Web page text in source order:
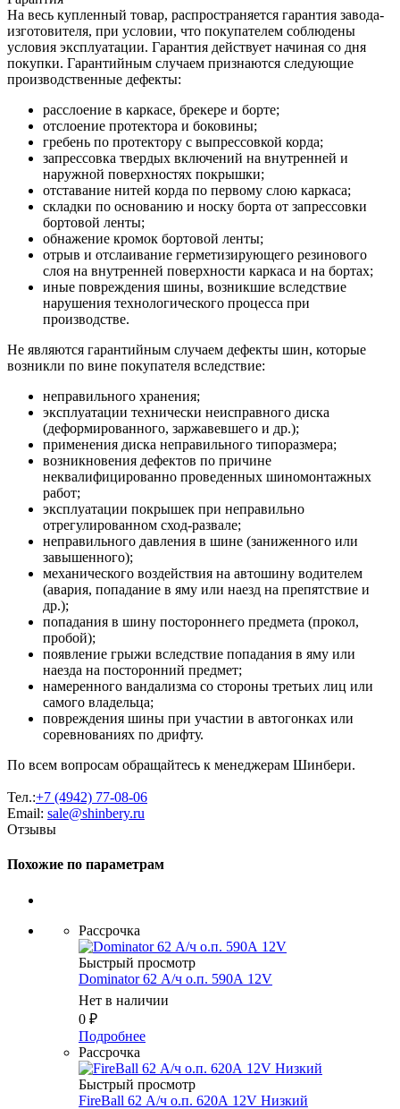
На весь купленный товар, распространяется гарантия завода-
изготовителя, при условии, что покупателем соблюдены
условия эксплуатации. Гарантия действует начиная со дня
покупки. Гарантийным случаем признаются следующие
производственные дефекты:
расслоение в каркасе, брекере и борте;
отслоение протектора и боковины;
гребень по протектору с выпрессовкой корда;
запрессовка твердых включений на внутренней и
наружной поверхностях покрышки;
отставание нитей корда по первому слою каркаса;
складки по основанию и носку борта от запрессовки
бортовой ленты;
обнажение кромок бортовой ленты;
отрыв и отслаивание герметизирующего резинового
слоя на внутренней поверхности каркаса и на бортах;
иные повреждения шины, возникшие вследствие
нарушения технологического процесса при
производстве.
Не являются гарантийным случаем дефекты шин, которые
возникли по вине покупателя вследствие:
неправильного хранения;
эксплуатации технически неисправного диска
(деформированного, заржавевшего и др.);
применения диска неправильного типоразмера;
возникновения дефектов по причине
неквалифицированно проведенных шиномонтажных
работ;
эксплуатации покрышек при неправильно
отрегулированном сход-развале;
неправильного давления в шине (заниженного или
завышенного);
механического воздействия на автошину водителем
(авария, попадание в яму или наезд на препятствие и
др.);
попадания в шину постороннего предмета (прокол,
пробой);
появление грыжи вследствие попадания в яму или
наезда на посторонний предмет;
намеренного вандализма со стороны третьих лиц или
самого владельца;
повреждения шины при участии в автогонках или
соревнованиях по дрифту.
По всем вопросам обращайтесь к менеджерам Шинбери.
Тел.:+7 (4942) 77-08-06
Email: sale@shinbery.ru
Отзывы
Похожие по параметрам
Рассрочка
Быстрый просмотр
Dominator 62 А/ч о.п. 590А 12V
Нет в наличии
0 ₽
Подробнее
Рассрочка
Быстрый просмотр
FireBall 62 А/ч о.п. 620А 12V Низкий